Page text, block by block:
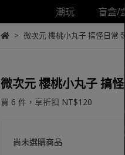
潮玩
盲盒/
微次元 櫻桃小丸子 搞怪日常
微次元 櫻桃小丸子 搞
買 6 件， 享折扣 NT$120
尚未選購商品